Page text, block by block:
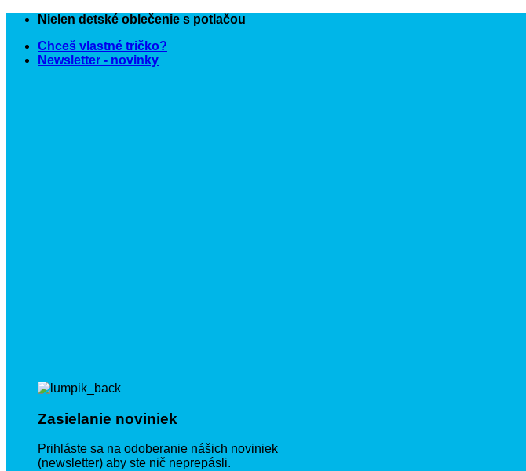
Skip
content
Nielen detské oblečenie s potlačou
Chceš vlastné tričko?
Newsletter - novinky
Zasielanie noviniek
Prihláste sa na odoberanie nášich noviniek
(newsletter) aby ste nič neprepásli.